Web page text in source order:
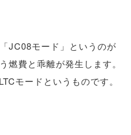
JC08モード」というのが
燃費と乖離が発生します。
モードというものです。